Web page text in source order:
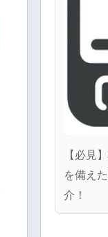
【必見
を備え
介！